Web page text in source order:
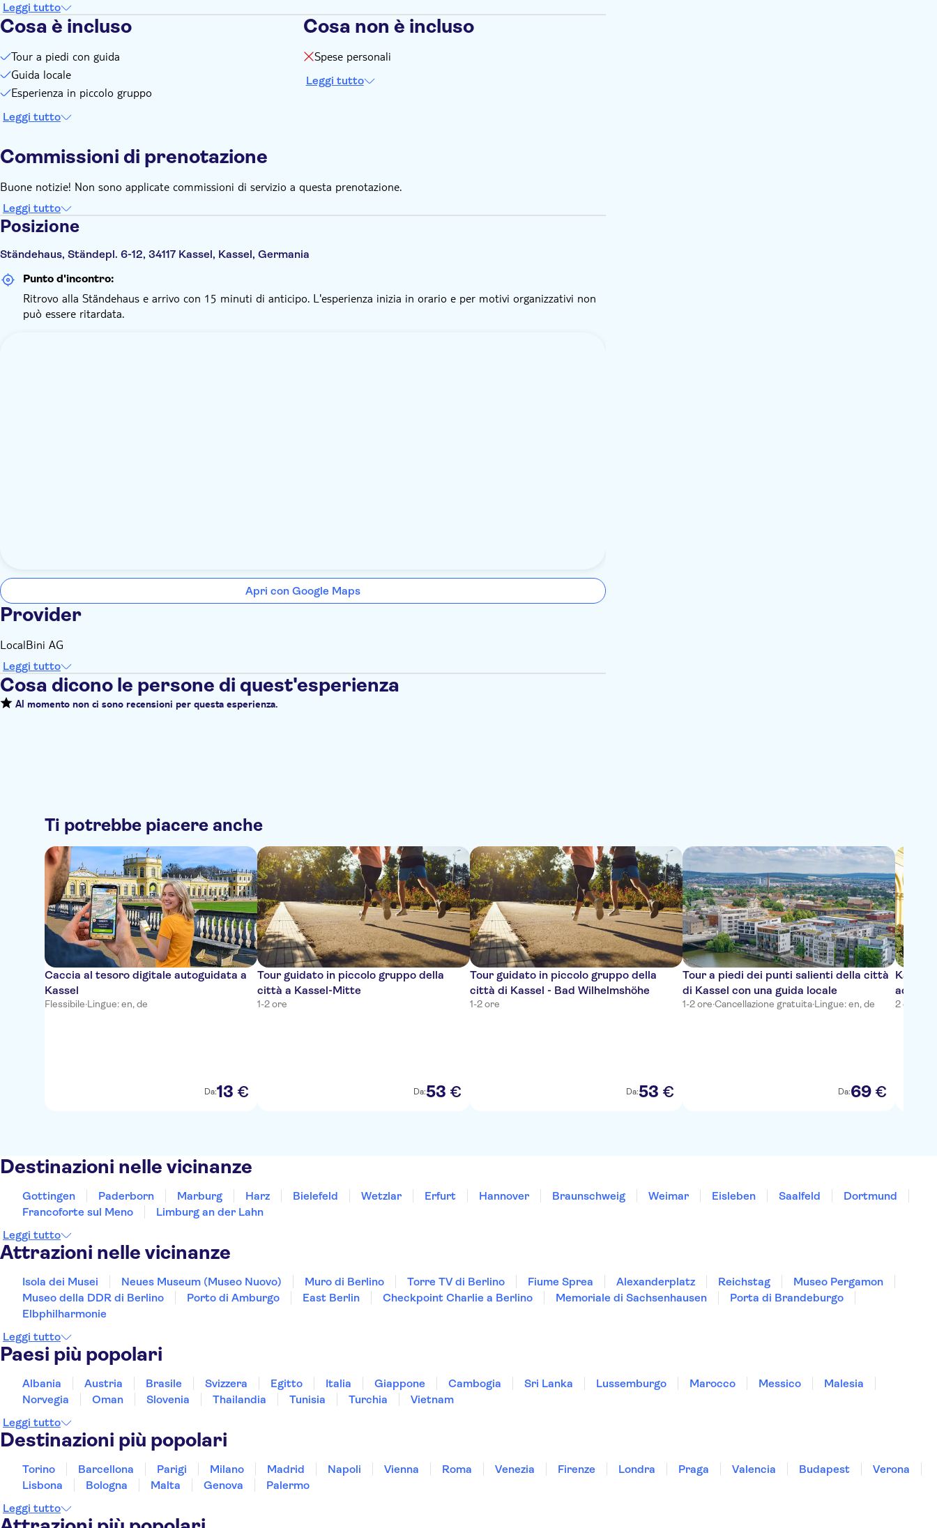
Leggi tutto
Cosa è incluso
Tour a piedi con guida
Guida locale
Esperienza in piccolo gruppo
Leggi tutto
Cosa non è incluso
Spese personali
Leggi tutto
Commissioni di prenotazione
Buone notizie! Non sono applicate commissioni di servizio a questa prenotazione.
Leggi tutto
Posizione
Ständehaus, Ständepl. 6-12, 34117 Kassel, Kassel, Germania
Punto d'incontro:
Ritrovo alla Ständehaus e arrivo con 15 minuti di anticipo. L'esperienza inizia in orario e per motivi organizzativi non
può essere ritardata.
Apri con Google Maps
Provider
LocalBini AG
Leggi tutto
Cosa dicono le persone di quest'esperienza
Al momento non ci sono recensioni per questa esperienza.
Ti potrebbe piacere anche
Caccia al tesoro digitale autoguidata a
Kassel
Flessibile·Lingue: en, de
Da:13 €
Tour guidato in piccolo gruppo della
città a Kassel-Mitte
1-2 ore
Da:53 €
Tour guidato in piccolo gruppo della
città di Kassel - Bad Wilhelmshöhe
1-2 ore
Da:53 €
Tour a piedi dei punti salienti della città
di Kassel con una guida locale
1-2 ore·Cancellazione gratuita·Lingue: en, de
Da:69 €
Kassel:
2 ore
Destinazioni nelle vicinanze
Gottingen Paderborn Marburg Harz Bielefeld Wetzlar Erfurt Hannover Braunschweig Weimar Eisleben Saalfeld
Dortmund
Francoforte sul Meno
Limburg an der Lahn
Leggi tutto
Attrazioni nelle vicinanze
Isola dei Musei Neues Museum (Museo Nuovo) Muro di Berlino Torre TV di Berlino Fiume Sprea Alexanderplatz Reichstag
Museo Pergamon
Museo della DDR di Berlino
Porto di Amburgo East Berlin Checkpoint Charlie a Berlino Memoriale di Sachsenhausen
Porta di Brandeburgo
Elbphilharmonie
Leggi tutto
Paesi più popolari
Albania Austria Brasile Svizzera Egitto Italia Giappone Cambogia Sri Lanka Lussemburgo Marocco Messico
Malesia
Norvegia
Oman Slovenia Thailandia Tunisia Turchia
Vietnam
Leggi tutto
Destinazioni più popolari
Torino Barcellona Parigi Milano Madrid Napoli Vienna Roma Venezia Firenze Londra Praga Valencia Budapest
Verona
Lisbona
Bologna Malta Genova
Palermo
Leggi tutto